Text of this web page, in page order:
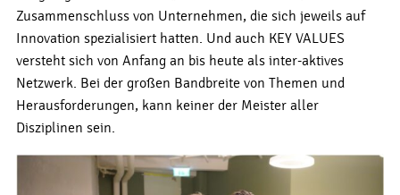
Zusammenschluss von Unternehmen, die sich jeweils auf
Innovation spezialisiert hatten. Und auch KEY VALUES
versteht sich von Anfang an bis heute als inter-aktives
Netzwerk. Bei der großen Bandbreite von Themen und
Herausforderungen, kann keiner der Meister aller
Disziplinen sein.